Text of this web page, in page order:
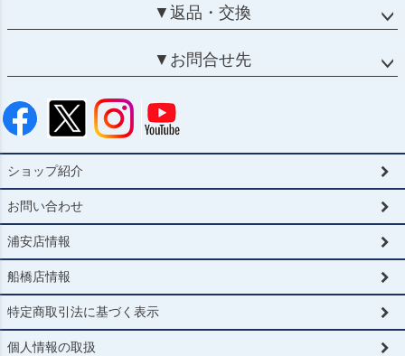
▼返品・交換
▼お問合せ先
ショップ紹介
お問い合わせ
浦安店情報
船橋店情報
特定商取引法に基づく表示
個人情報の取扱